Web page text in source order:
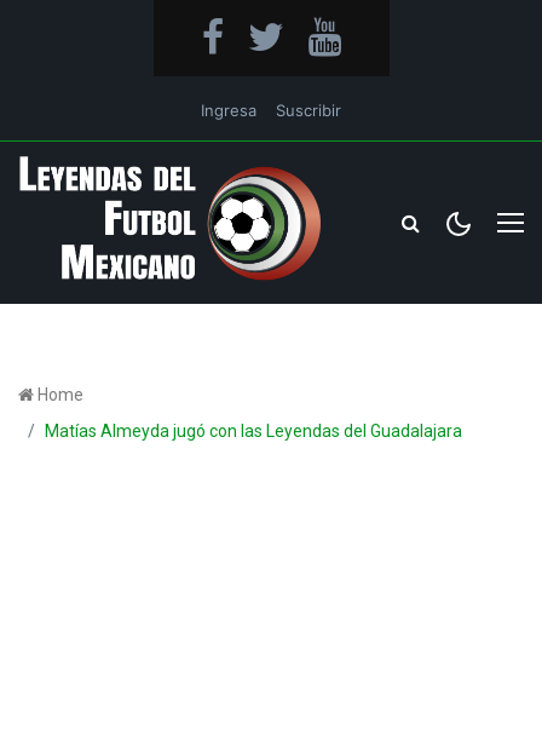
Ingresa Suscribir
Home
Matías Almeyda jugó con las Leyendas del Guadalajara